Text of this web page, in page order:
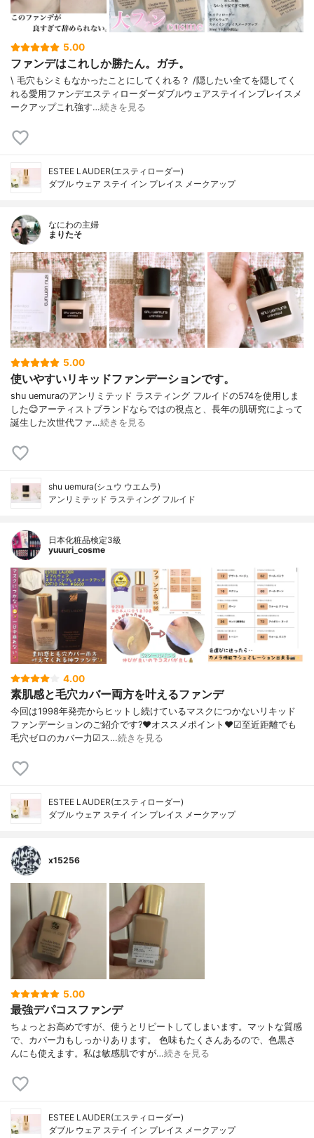
5.00
ファンデはこれしか勝たん。ガチ。
\ 毛穴もシミもなかったことにしてくれる？ /⁡⁡隠したい全てを隠してく
れる愛用ファンデ⁡エスティローダーダブルウェアステイインプレイスメ
ークアップ⁡⁡これ強す…続きを見る
ESTEE LAUDER(エスティローダー)
ダブル ウェア ステイ イン プレイス メークアップ
なにわの主婦
まりたそ
5.00
使いやすいリキッドファンデーションです。
shu uemuraのアンリミテッド ラスティング フルイドの574を使用しま
した😊アーティストブランドならではの視点と、長年の肌研究によって
誕生した次世代ファ…続きを見る
shu uemura(シュウ ウエムラ)
アンリミテッド ラスティング フルイド
日本化粧品検定3級
yuuuri_cosme
4.00
素肌感と毛穴カバー両方を叶えるファンデ
今回は1998年発売からヒットし続けているマスクにつかないリキッド
ファンデーションのご紹介です?❤︎オススメポイント❤︎☑︎至近距離でも
毛穴ゼロのカバー力☑︎ス…続きを見る
ESTEE LAUDER(エスティローダー)
ダブル ウェア ステイ イン プレイス メークアップ
x15256
5.00
最強デパコスファンデ
ちょっとお高めですが、使うとリピートしてしまいます。マットな質感
で、カバー力もしっかりあります。 色味もたくさんあるので、色黒さ
んにも使えます。私は敏感肌ですが…続きを見る
ESTEE LAUDER(エスティローダー)
ダブル ウェア ステイ イン プレイス メークアップ